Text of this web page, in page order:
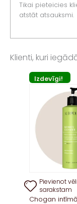
Tikai pieteicies
atstāt atsauksmi.
Klienti, kuri
Izdevīgi!
Pievienot
sarakstam
Chogan